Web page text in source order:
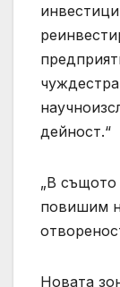
дейност.“
„В
повишим
Новата